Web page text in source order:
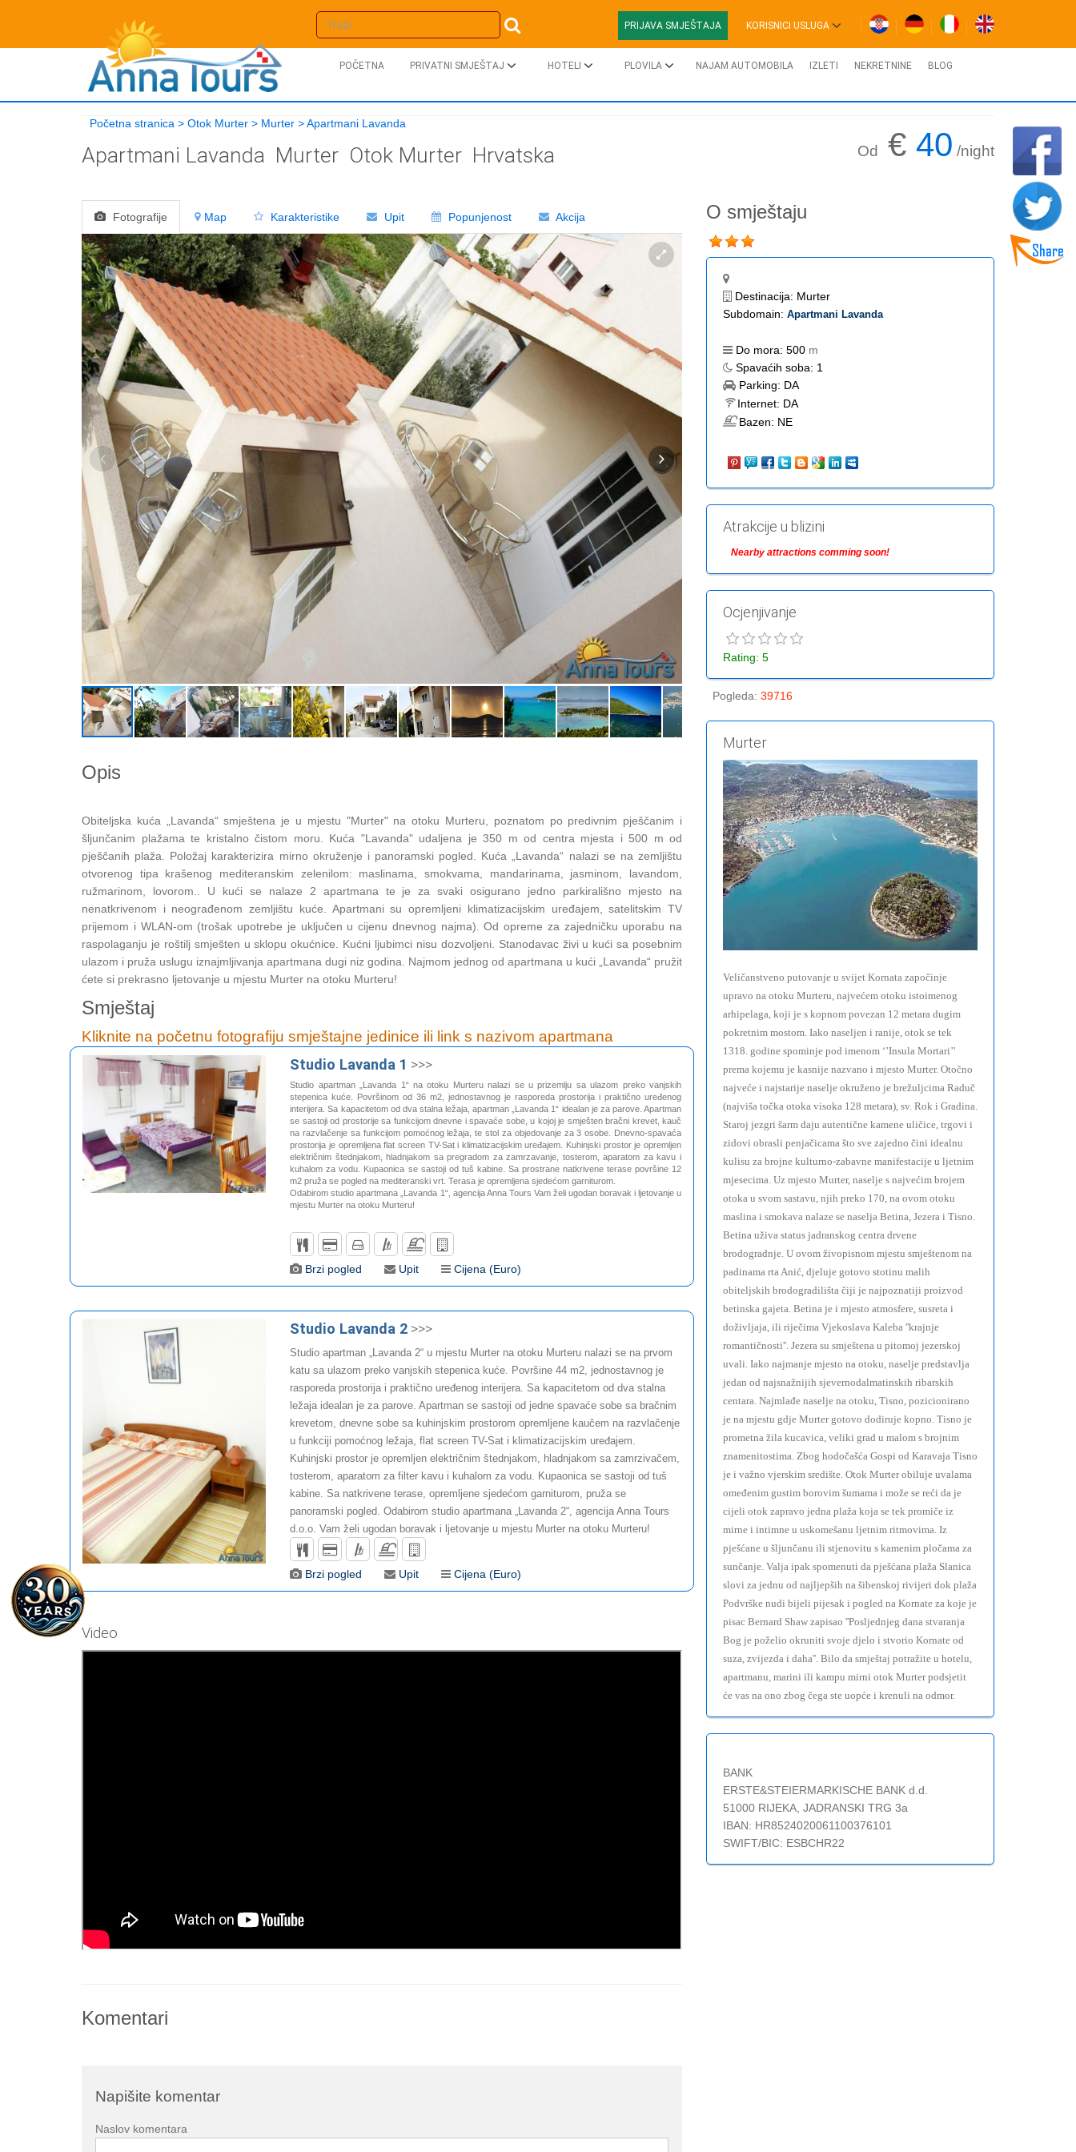
PRIJAVA SMJEŠTAJA KORISNICI USLUGA
POČETNA PRIVATNI SMJEŠTAJ HOTELI PLOVILA NAJAM AUTOMOBILA IZLETI NEKRETNINE BLOG
Početna stranica > Otok Murter > Murter >Apartmani Lavanda
Apartmani Lavanda Murter Otok Murter Hrvatska Od € 40 /night
Fotografije Map Karakteristike Upit Popunjenost Akcija
Opis
Obiteljska kuća „Lavanda“ smještena je u mjestu "Murter" na otoku Murteru, poznatom po predivnim pješčanim i
šljunčanim plažama te kristalno čistom moru. Kuća "Lavanda" udaljena je 350 m od centra mjesta i 500 m od
pješčanih plaža. Položaj karakterizira mirno okruženje i panoramski pogled. Kuća „Lavanda“ nalazi se na zemljištu
otvorenog tipa krašenog mediteranskim zelenilom: maslinama, smokvama, mandarinama, jasminom, lavandom,
ružmarinom, lovorom.. U kući se nalaze 2 apartmana te je za svaki osigurano jedno parkirališno mjesto na
nenatkrivenom i neograđenom zemljištu kuće. Apartmani su opremljeni klimatizacijskim uređajem, satelitskim TV
prijemom i WLAN-om (trošak upotrebe je uključen u cijenu dnevnog najma). Od opreme za zajedničku uporabu na
raspolaganju je roštilj smješten u sklopu okućnice. Kućni ljubimci nisu dozvoljeni. Stanodavac živi u kući sa posebnim
ulazom i pruža uslugu iznajmljivanja apartmana dugi niz godina. Najmom jednog od apartmana u kući „Lavanda“ pružit
ćete si prekrasno ljetovanje u mjestu Murter na otoku Murteru!
Smještaj
Kliknite na početnu fotografiju smještajne jedinice ili link s nazivom apartmana
Studio Lavanda 1 >>>
Studio apartman „Lavanda 1“ na otoku Murteru nalazi se u prizemlju sa ulazom preko vanjskih
stepenica kuće. Površinom od 36 m2, jednostavnog je rasporeda prostorija i praktično uređenog
interijera. Sa kapacitetom od dva stalna ležaja, apartman „Lavanda 1“ idealan je za parove. Apartman
se sastoji od prostorije sa funkcijom dnevne i spavaće sobe, u kojoj je smješten bračni krevet, kauč
na razvlačenje sa funkcijom pomoćnog ležaja, te stol za objedovanje za 3 osobe. Dnevno-spavaća
prostorija je opremljena flat screen TV-Sat i klimatizacijskim uređajem. Kuhinjski prostor je opremljen
električnim štednjakom, hladnjakom sa pregradom za zamrzavanje, tosterom, aparatom za kavu i
kuhalom za vodu. Kupaonica se sastoji od tuš kabine. Sa prostrane natkrivene terase površine 12
m2 pruža se pogled na mediteranski vrt. Terasa je opremljena sjedećom garniturom.
Odabirom studio apartmana „Lavanda 1“, agencija Anna Tours Vam želi ugodan boravak i ljetovanje u
mjestu Murter na otoku Murteru!
Brzi pogled Upit Cijena (Euro)
Studio Lavanda 2 >>>
Studio apartman „Lavanda 2“ u mjestu Murter na otoku Murteru nalazi se na prvom
katu sa ulazom preko vanjskih stepenica kuće. Površine 44 m2, jednostavnog je
rasporeda prostorija i praktično uređenog interijera. Sa kapacitetom od dva stalna
ležaja idealan je za parove. Apartman se sastoji od jedne spavaće sobe sa bračnim
krevetom, dnevne sobe sa kuhinjskim prostorom opremljene kaučem na razvlačenje
u funkciji pomoćnog ležaja, flat screen TV-Sat i klimatizacijskim uređajem.
Kuhinjski prostor je opremljen električnim štednjakom, hladnjakom sa zamrzivačem,
tosterom, aparatom za filter kavu i kuhalom za vodu. Kupaonica se sastoji od tuš
kabine. Sa natkrivene terase, opremljene sjedećom garniturom, pruža se
panoramski pogled. Odabirom studio apartmana „Lavanda 2“, agencija Anna Tours
d.o.o. Vam želi ugodan boravak i ljetovanje u mjestu Murter na otoku Murteru!
Brzi pogled Upit Cijena (Euro)
Video
Komentari
Napišite komentar
Naslov komentara
O smještaju
Destinacija: Murter
Subdomain: Apartmani Lavanda
Do mora: 500 m
Spavaćih soba: 1
Parking: DA
Internet: DA
Bazen: NE
Atrakcije u blizini
Nearby attractions comming soon!
Ocjenjivanje
Rating: 5
Pogleda: 39716
Murter
Veličanstveno putovanje u svijet Kornata započinje
upravo na otoku Murteru, najvećem otoku istoimenog
arhipelaga, koji je s kopnom povezan 12 metara dugim
pokretnim mostom. Iako naseljen i ranije, otok se tek
1318. godine spominje pod imenom ‘’Insula Mortari’’
prema kojemu je kasnije nazvano i mjesto Murter. Otočno
najveće i najstarije naselje okruženo je brežuljcima Raduč
(najviša točka otoka visoka 128 metara), sv. Rok i Gradina.
Staroj jezgri šarm daju autentične kamene uličice, trgovi i
zidovi obrasli penjačicama što sve zajedno čini idealnu
kulisu za brojne kulturno-zabavne manifestacije u ljetnim
mjesecima. Uz mjesto Murter, naselje s najvećim brojem
otoka u svom sastavu, njih preko 170, na ovom otoku
maslina i smokava nalaze se naselja Betina, Jezera i Tisno.
Betina uživa status jadranskog centra drvene
brodogradnje. U ovom živopisnom mjestu smještenom na
padinama rta Anić, djeluje gotovo stotinu malih
obiteljskih brodogradilišta čiji je najpoznatiji proizvod
betinska gajeta. Betina je i mjesto atmosfere, susreta i
doživljaja, ili riječima Vjekoslava Kaleba ''krajnje
romantičnosti''. Jezera su smještena u pitomoj jezerskoj
uvali. Iako najmanje mjesto na otoku, naselje predstavlja
jedan od najsnažnijih sjevernodalmatinskih ribarskih
centara. Najmlađe naselje na otoku, Tisno, pozicionirano
je na mjestu gdje Murter gotovo dodiruje kopno. Tisno je
prometna žila kucavica, veliki grad u malom s brojnim
znamenitostima. Zbog hodočašća Gospi od Karavaja Tisno
je i važno vjerskim središte. Otok Murter obiluje uvalama
omeđenim gustim borovim šumama i može se reći da je
cijeli otok zapravo jedna plaža koja se tek promiče iz
mirne i intimne u uskomešanu ljetnim ritmovima. Iz
pješćane u šljunčanu ili stjenovitu s kamenim pločama za
sunčanje. Valja ipak spomenuti da pješćana plaža Slanica
slovi za jednu od najljepših na šibenskoj rivijeri dok plaža
Podvrške nudi bijeli pijesak i pogled na Kornate za koje je
pisac Bernard Shaw zapisao ''Posljednjeg dana stvaranja
Bog je poželio okruniti svoje djelo i stvorio Kornate od
suza, zvijezda i daha''. Bilo da smještaj potražite u hotelu,
apartmanu, marini ili kampu mirni otok Murter podsjetit
će vas na ono zbog čega ste uopće i krenuli na odmor.
BANK
ERSTE&STEIERMARKISCHE BANK d.d.
51000 RIJEKA, JADRANSKI TRG 3a
IBAN: HR8524020061100376101
SWIFT/BIC: ESBCHR22